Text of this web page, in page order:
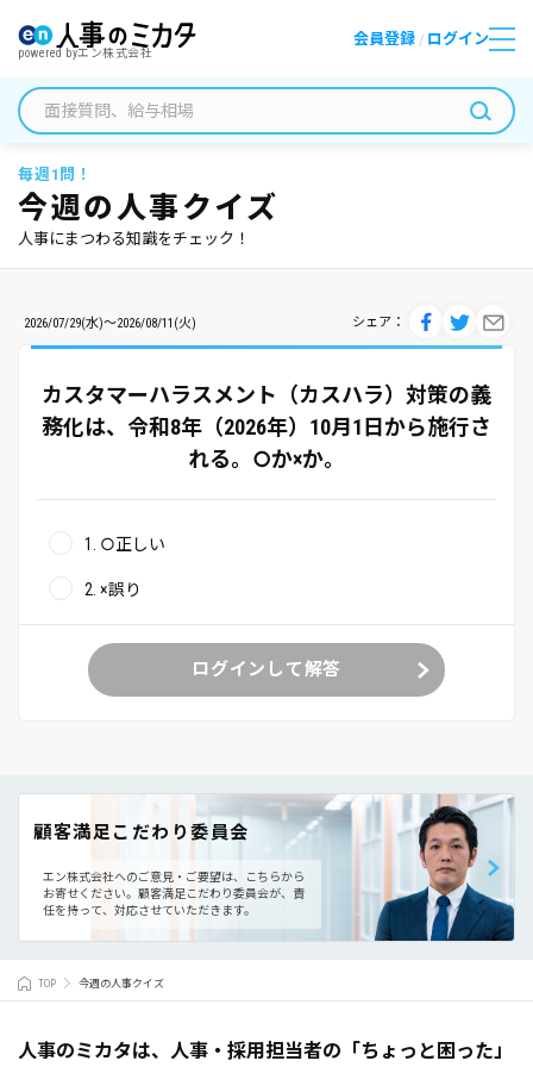
powered byエン株式会社
会員登録 / ログイン
毎週1問！
今週の人事クイズ
人事にまつわる知識をチェック！
2026/07/29(水)～2026/08/11(火) シェア
カスタマーハラスメント（カスハラ）対策の義
務化は、令和8年（2026年）10月1日から施行さ
れる。○か×か。
1. ○正しい
2. ×誤り
ログインして解答
顧客満足こだわり委員会
エン株式会社へのご意見・ご要望は、こちらから
お寄せください。 顧客満足こだわり委員会が、責
任を持って、対応させていただきます。
TOP 今週の人事クイズ
人事のミカタは、人事・採用担当者の「ちょっと困った」